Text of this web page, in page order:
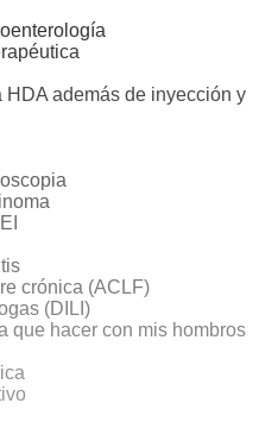
HDA además de inyección y
crónica (ACLF)
(DILI)
que hacer con mis hombros